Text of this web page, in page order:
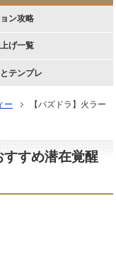
ン攻略
げ一覧
テンプレ
ー
【パズドラ】火ラー
すめ潜在覚醒